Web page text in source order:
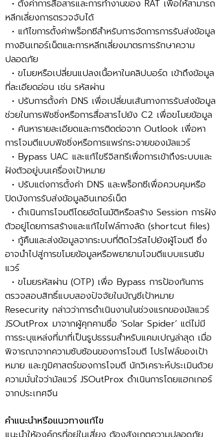
• ตั้งค่าการสื่อสารและการทำงานของ RAT เพื่อให้สามารถ
หลีกเลี่ยงการตรวจจับได้
• แก้ไขการตั้งค่าพร็อกซีสำหรับการจัดการการรับส่งข้อมูล
ทางอินเทอร์เน็ตและการหลีกเลี่ยงมาตรการรักษาความ
ปลอดภัย
• ขโมยหรือเปลี่ยนแปลงเนื้อหาในคลิปบอร์ด เข้าถึงข้อมูล
ที่ละเอียดอ่อน เช่น รหัสผ่าน
• ปรับการตั้งค่า DNS เพื่อเปลี่ยนเส้นทางการรับส่งข้อมูล
ช่วยในการฟิชชิ่งหรือการสื่อสารไปยัง C2 เพื่อขโมยข้อมูล
• ค้นหารายละเอียดและการติดต่อจาก Outlook เพื่อหา
การโจมตีแบบฟิชชิ่งหรือการแพร่กระจายของมัลแวร์
• Bypass UAC และแก้ไขรีจิสทรีเพื่อการเข้าถึงระบบและ
ฝังตัวอยู่บนเครื่องเป้าหมาย
• ปรับแต่งการตั้งค่า DNS และพร็อกซีเพื่อควบคุมหรือ
ปิดบังการรับส่งข้อมูลอินเทอร์เน็ต
• ดำเนินการโจมตีโดยอัตโนมัติหรือสร้าง Session การฝัง
ตัวอยู่โดยการสร้างและแก้ไขไฟล์ทางลัด (shortcut files)
• กู้คืนและส่งข้อมูลจากระบบที่ติดไวรัสไปยังผู้โจมตี ซึ่ง
อาจนำไปสู่การขโมยข้อมูลหรือพยายามโจมตีแบบแรนซัม
แวร์
• ขโมยรหัสผ่าน (OTP) เพื่อ Bypass การป้องกันการ
ตรวจสอบสิทธิ์แบบสองปัจจัยในบัญชีเป้าหมาย
Resecurity กล่าวว่าการดำเนินงานในช่วงแรกของมัลแวร์
JSOutProx มาจากผู้คุกคามชื่อ ‘Solar Spider’ แต่ไม่มี
การระบุแหล่งที่มาที่เป็นรูปธรรมสำหรับแคมเปญล่าสุด เมื่อ
พิจารณาจากความซับซ้อนของการโจมตี โปรไฟล์ของเป้า
หมาย และภูมิศาสตร์ของการโจมตี นักวิเคราะห์ประเมินด้วย
ความมั่นใจว่ามัลแวร์ JSOutProx ดำเนินการโดยแฮกเกอร์
จากประเทศจีน
คำแนะนำหรือแนวทางแก้ไข